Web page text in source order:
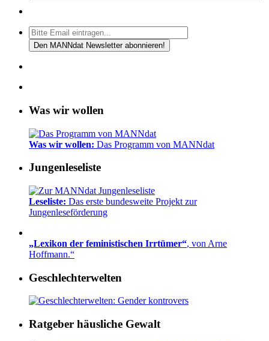
Was wir wollen
Was wir wollen: Das Programm von MANNdat
Jungenleseliste
Leseliste: Das erste bundesweite Projekt zur
Jungenleseförderung
„Lexikon der feministischen Irrtümer“, von Arne
Hoffmann.“
Geschlechterwelten
Ratgeber häusliche Gewalt